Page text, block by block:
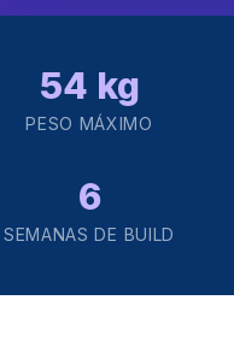
54 kg
PESO MÁXIMO
6
SEMANAS DE BUILD